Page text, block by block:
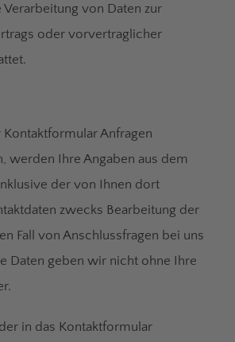
Verarbeitung von Daten zur
oder vorvertraglicher
Anfragen
werden Ihre Angaben aus dem
der von Ihnen dort
zwecks Bearbeitung der
Fall von Anschlussfragen bei uns
Daten geben wir nicht ohne Ihre
in das Kontaktformular